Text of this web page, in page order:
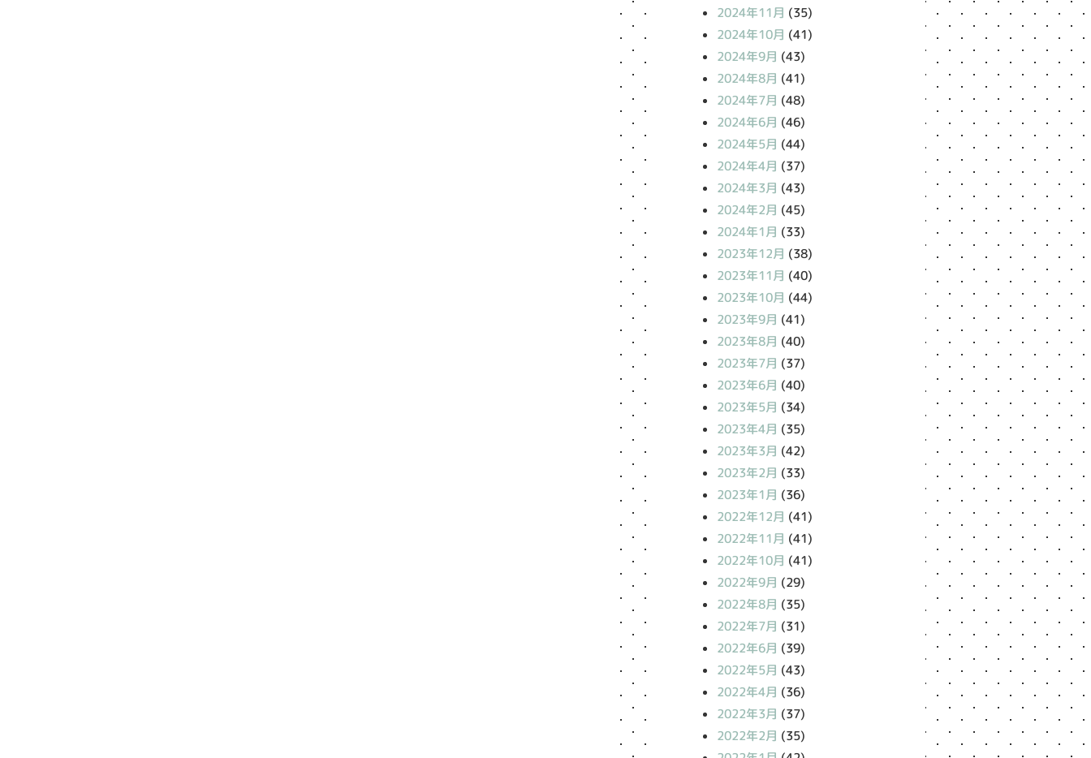
2024年11月 (35)
2024年10月 (41)
2024年9月 (43)
2024年8月 (41)
2024年7月 (48)
2024年6月 (46)
2024年5月 (44)
2024年4月 (37)
2024年3月 (43)
2024年2月 (45)
2024年1月 (33)
2023年12月 (38)
2023年11月 (40)
2023年10月 (44)
2023年9月 (41)
2023年8月 (40)
2023年7月 (37)
2023年6月 (40)
2023年5月 (34)
2023年4月 (35)
2023年3月 (42)
2023年2月 (33)
2023年1月 (36)
2022年12月 (41)
2022年11月 (41)
2022年10月 (41)
2022年9月 (29)
2022年8月 (35)
2022年7月 (31)
2022年6月 (39)
2022年5月 (43)
2022年4月 (36)
2022年3月 (37)
2022年2月 (35)